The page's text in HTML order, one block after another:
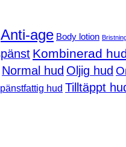
Anti-age Body lotion
Kombinerad
Normal hud Oljig hud
hud Tilltäppt